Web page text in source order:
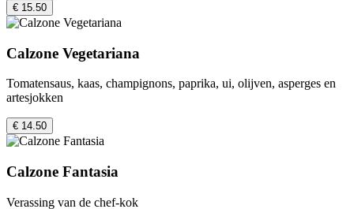
€ 15.50
Calzone Vegetariana
Tomatensaus, kaas, champignons, paprika, ui, olijven, asperges en
artesjokken
€ 14.50
Calzone Fantasia
Verassing van de chef-kok